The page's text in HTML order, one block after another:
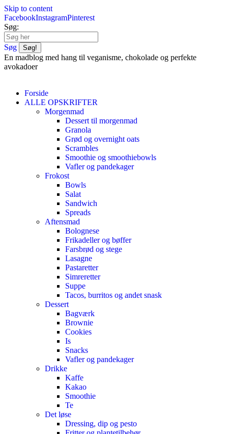
Skip to content
FacebookInstagramPinterest
Søg:
Søg
En madblog med hang til veganisme, chokolade og perfekte
avokadoer
Forside
ALLE OPSKRIFTER
Morgenmad
Dessert til morgenmad
Granola
Grød og overnight oats
Scrambles
Smoothie og smoothiebowls
Vafler og pandekager
Frokost
Bowls
Salat
Sandwich
Spreads
Aftensmad
Bolognese
Frikadeller og bøffer
Farsbrød og stege
Lasagne
Pastaretter
Simreretter
Suppe
Tacos, burritos og andet snask
Dessert
Bagværk
Brownie
Cookies
Is
Snacks
Vafler og pandekager
Drikke
Kaffe
Kakao
Smoothie
Te
Det løse
Dressing, dip og pesto